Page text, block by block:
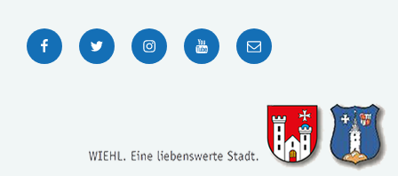
FacebookTwitter InstagramYouTubeE-
Mail